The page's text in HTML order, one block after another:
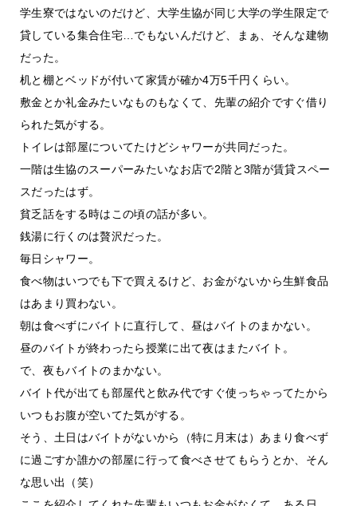
学生寮ではないのだけど、大学生協が同じ大学の学生限定で
貸している集合住宅…でもないんだけど、まぁ、そんな建物
だった。
机と棚とベッドが付いて家賃が確か4万5千円くらい。
敷金とか礼金みたいなものもなくて、先輩の紹介ですぐ借り
られた気がする。
トイレは部屋についてたけどシャワーが共同だった。
一階は生協のスーパーみたいなお店で2階と3階が賃貸スペー
スだったはず。
貧乏話をする時はこの頃の話が多い。
銭湯に行くのは贅沢だった。
毎日シャワー。
食べ物はいつでも下で買えるけど、お金がないから生鮮食品
はあまり買わない。
朝は食べずにバイトに直行して、昼はバイトのまかない。
昼のバイトが終わったら授業に出て夜はまたバイト。
で、夜もバイトのまかない。
バイト代が出ても部屋代と飲み代ですぐ使っちゃってたから
いつもお腹が空いてた気がする。
そう、土日はバイトがないから（特に月末は）あまり食べず
に過ごすか誰かの部屋に行って食べさせてもらうとか、そん
な思い出（笑）